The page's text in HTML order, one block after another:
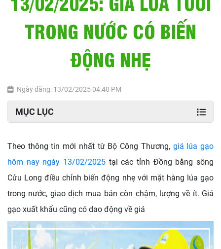
TRONG NƯỚC CÓ BIẾN
ĐỘNG NHẸ
Ngày đăng: 13/02/2025 04:40 PM
MỤC LỤC
Theo thông tin mới nhất từ Bộ Công Thương, giá lúa gạo
hôm nay ngày 13/02/2025 tại các tỉnh Đồng bằng sông
Cửu Long điều chỉnh biến động nhẹ với mặt hàng lúa gạo
trong nước, giao dịch mua bán còn chậm, lượng về ít. Giá
gạo xuất khẩu cũng có dao động về giá